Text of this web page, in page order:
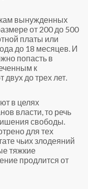
вынужденных
от 200 до 500
платы или
до 18 месяцев. И
попасть в
к
до трех лет.
в целях
власти, то речь
свободы.
для тех
чьих злодеяний
тяжкие
продлится от